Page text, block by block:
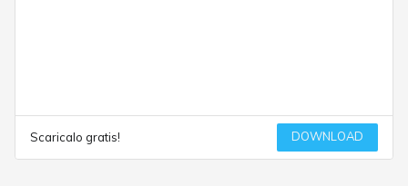
Scaricalo gratis! DOWNLOAD